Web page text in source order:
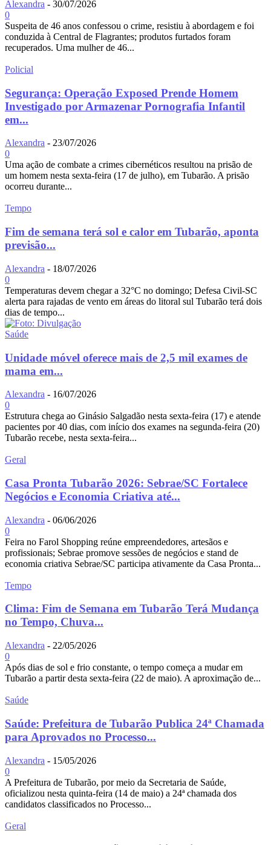
Alexandra - 30/07/2026
0
Suspeita de 46 anos confessou o crime, resistiu à abordagem e foi
conduzida à Central de Flagrantes; produtos furtados foram
recuperados. Uma mulher de 46...
Policial
Segurança: Operação Exposed Prende Homem
Investigado por Armazenar Pornografia Infantil
em...
Alexandra - 23/07/2026
0
Uma ação de combate a crimes cibernéticos resultou na prisão de
um homem nesta sexta-feira (17 de julho), em Tubarão. A prisão
ocorreu durante...
Tempo
Fim de semana terá sol e calor em Tubarão, aponta
previsão...
Alexandra - 18/07/2026
0
Temperaturas devem chegar a 32°C no domingo; Defesa Civil-SC
alerta para rajadas de vento em áreas do litoral sul Tubarão terá dois
dias de tempo...
Saúde
Unidade móvel oferece mais de 2,5 mil exames de
mama em...
Alexandra - 16/07/2026
0
Estrutura chega ao Ginásio Salgadão nesta sexta-feira (17) e atende
pacientes por 40 dias, com início dos exames na segunda-feira (20)
Tubarão recebe, nesta sexta-feira...
Geral
Casa Pronta Tubarão 2026: Sebrae/SC Fortalece
Negócios e Economia Criativa até...
Alexandra - 06/06/2026
0
Feira no Farol Shopping reúne empreendedores, artesãos e
profissionais; Sebrae promove sessões de negócios e stand de
economia criativa Sebrae/SC participa ativamente da Casa Pronta...
Tempo
Clima: Fim de Semana em Tubarão Terá Mudança
no Tempo, Chuva...
Alexandra - 22/05/2026
0
Após dias de sol e frio constante, o tempo começa a mudar em
Tubarão a partir desta sexta-feira (22 de maio). A aproximação de...
Saúde
Saúde: Prefeitura de Tubarão Publica 24ª Chamada
para Aprovados no Processo...
Alexandra - 15/05/2026
0
A Prefeitura de Tubarão, por meio da Secretaria de Saúde,
oficializou nesta quinta-feira (14 de maio) a 24ª chamada dos
candidatos classificados no Processo...
Geral